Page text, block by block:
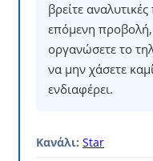
βρείτε
επόμενη
οργανώσετε το
να μην χάσετε
ενδιαφέρει.
Κανάλι: Star